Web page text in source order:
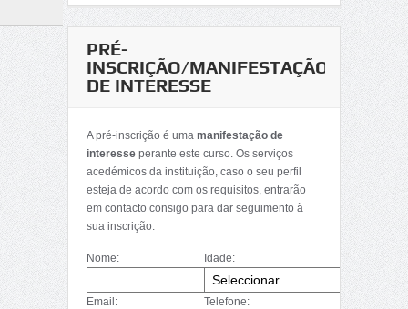
PRÉ-
INSCRIÇÃO/MANIFESTAÇÃO
DE INTERESSE
A pré-inscrição é uma manifestação de
interesse perante este curso. Os serviços
acedémicos da instituição, caso o seu perfil
esteja de acordo com os requisitos, entrarão
em contacto consigo para dar seguimento à
sua inscrição.
Nome:
Email:
Idade:
Telefone: